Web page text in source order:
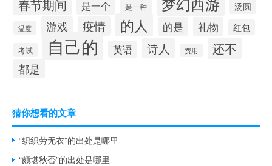
春节期间 是一个 是一种 汤圆
温度 游戏 疫情 的人 的是 礼物 红包
考试 自己的 英语 诗人 费用 还不
都是
猜你想看的文章
“织织劳无衣”的出处是哪里
“颇堪秋否”的出处是哪里